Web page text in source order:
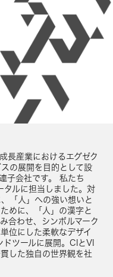
長産業におけるエグゼク
の展開を目的として設
子会社です。 私たち
タルに担当しました。対
「人」への強い想いと
めに、「人」の漢字と
合わせ、シンボルマーク
位にした柔軟なデザイ
ツールに展開。CIとVI
した独自の世界観を社